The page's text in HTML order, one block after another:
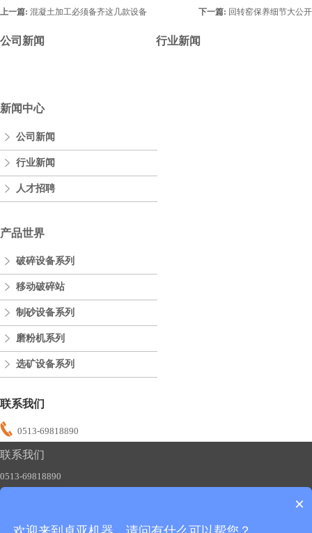
上一篇: 混凝土加工必须备齐这几款设备 下一篇: 回转窑保养细节大公开
公司新闻 行业新闻
新闻中心
公司新闻
行业新闻
人才招聘
产品世界
破碎设备系列
移动破碎站
制砂设备系列
磨粉机系列
选矿设备系列
联系我们
0513-69818890
联系我们
0513-69818890
×